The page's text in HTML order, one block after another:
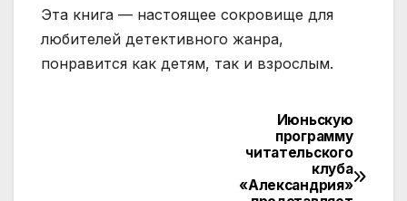
Эта книга — настоящее сокровище для
любителей детективного жанра,
понравится как детям, так и взрослым.
Июньскую
программу
читательского
клуба
«Александрия»